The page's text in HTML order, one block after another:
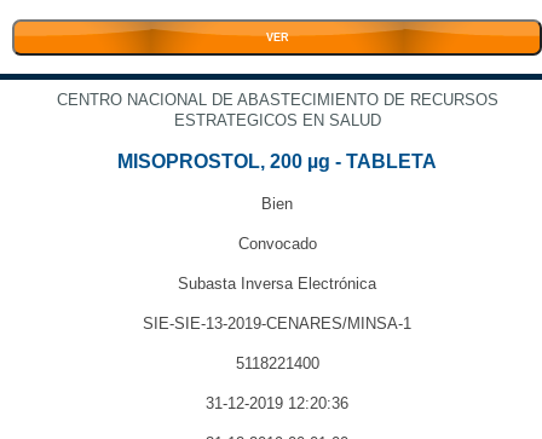
VER
CENTRO NACIONAL DE ABASTECIMIENTO DE RECURSOS
ESTRATEGICOS EN SALUD
MISOPROSTOL, 200 µg - TABLETA
Bien
Convocado
Subasta Inversa Electrónica
SIE-SIE-13-2019-CENARES/MINSA-1
5118221400
31-12-2019 12:20:36